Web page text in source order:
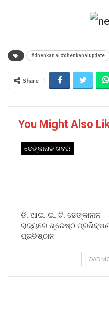
#dhenkanal #dhenkanalupdate
Share
You Might Also
ଢେଙ୍କାନାଳ ଖବର
ଡି. ଆଇ. ଇ. ଟି. ଢେଙ୍କାନାଳ
ରାଜ୍ୟରେ ଶ୍ରେଷ୍ଠ
ପ୍ରତିଷ୍ଠାନ
LOAD